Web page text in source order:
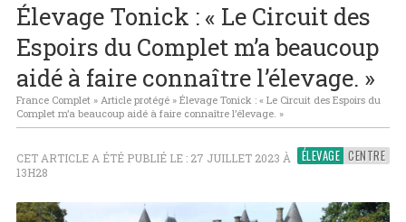
indoor reviennent le 23 Janvier 2027 !
Élevage Tonick : « Le Circuit des
Espoirs du Complet m’a beaucoup
aidé à faire connaître l’élevage. »
France Complet» Article protégé» Élevage Tonick : « Le Circuit des Espoirs du
Complet m’a beaucoup aidé à faire connaître l’élevage. »
ÉLEVAGE CENTRE
CET ARTICLE A ÉTÉ PUBLIÉ LE : 27 JUILLET 2023 À
13H28